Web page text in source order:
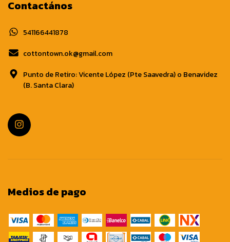
Contactános
541166441878
cottontown.ok@gmail.com
Punto de Retiro: Vicente López (Pte Saavedra) o Benavidez
(B. Santa Clara)
Medios de pago